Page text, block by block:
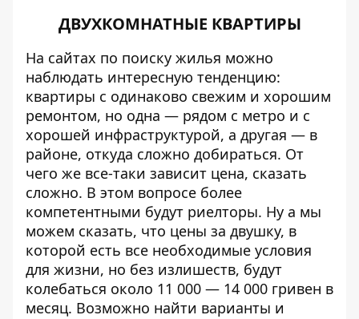
ДВУХКОМНАТНЫЕ КВАРТИРЫ
На сайтах по поиску жилья можно
наблюдать интересную тенденцию:
квартиры с одинаково свежим и хорошим
ремонтом, но одна — рядом с метро и с
хорошей инфраструктурой, а другая — в
районе, откуда сложно добираться. От
чего же все-таки зависит цена, сказать
сложно. В этом вопросе более
компетентными будут риелторы. Ну а мы
можем сказать, что цены за двушку, в
которой есть все необходимые условия
для жизни, но без излишеств, будут
колебаться около 11 000 — 14 000 гривен в
месяц. Возможно найти варианты и